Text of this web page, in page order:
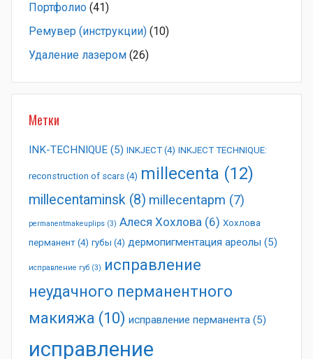
Портфолио (41)
Ремувер (инструкции) (10)
Удаление лазером (26)
Метки
INK-TECHNIQUE (5) INKJECT (4) INKJECT TECHNIQUE:
reconstruction of scars (4) millecenta (12)
millecentaminsk (8) millecentapm (7)
permanentmakeuplips (3) Алеся Хохлова (6) Хохлова
перманент (4) губы (4) дермопигментация ареолы (5)
исправление губ (3) исправление
неудачного перманентного
макияжа (10) исправление перманента (5)
исправление